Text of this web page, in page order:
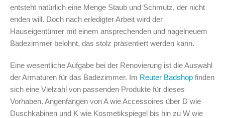
entsteht natürlich eine Menge Staub und Schmutz, der nicht
enden will. Doch nach erledigter Arbeit wird der
Hauseigentümer mit einem ansprechenden und nagelneuem
Badezimmer belohnt, das stolz präsentiert werden kann.
Eine wesentliche Aufgabe bei der Renovierung ist die Auswahl
der Armaturen für das Badezimmer. Im Reuter Badshop finden
sich eine Vielzahl von passenden Produkte für dieses
Vorhaben. Angenfangen von A wie Accessoires über D wie
Duschkabinen und K wie Kosmetikspiegel bis hin zu W wie